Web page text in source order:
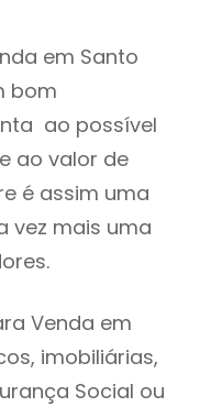
em Santo
bom
ao possível
ao valor de
é assim uma
vez mais uma
Venda em
imobiliárias,
Social ou